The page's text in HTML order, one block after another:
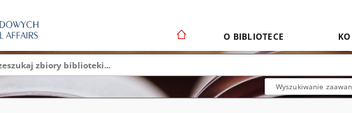
O BIBLIOTECE
Wyszukiwanie